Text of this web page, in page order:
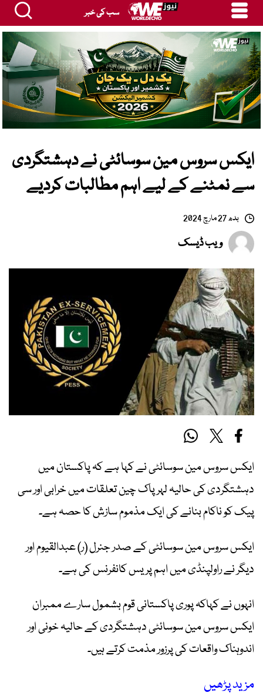
سب کی خبر
ایکس سروس مین سوسائٹی نے دہشتگردی
سے نمٹنے کے لیے اہم مطالبات کردیے
بدھ 27 مارچ 2024
ویب ڈیسک
ایکس سروس مین سوسائٹی نے کہا ہے کہ پاکستان میں
دہشتگردی کی حالیہ لہر پاک چین تعلقات میں خرابی اور سی
پیک کو ناکام بنانے کی ایک مذموم سازش کا حصہ ہے۔
ایکس سروس مین سوسائٹی کے صدر جنرل (ر) عبدالقیوم اور
دیگر نے راولپنڈی میں اہم پریس کانفرنس کی ہے۔
انہوں نے کہاکہ پوری پاکستانی قوم بشمول سارے ممبران
ایکس سروس مین سوسائٹی دہشتگردی کے حالیہ خونی اور
اندوہناک واقعات کی پرزور مذمت کرتے ہیں۔
مزید پڑھیں